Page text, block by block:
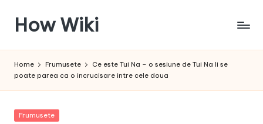
content
How Wiki
pentru
Home Frumusete
Ce este Tui Na – o sesiune de Tui Na li se
poate parea ca o incrucisare intre cele doua
Posted
Frumusete